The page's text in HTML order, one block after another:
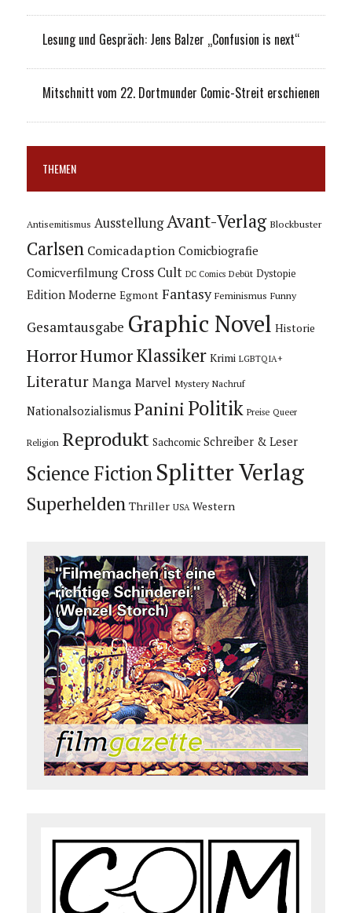
Lesung und Gespräch: Jens Balzer „Confusion is next“
Mitschnitt vom 22. Dortmunder Comic-Streit erschienen
THEMEN
Antisemitismus Ausstellung Avant-Verlag Blockbuster
Carlsen Comicadaption Comicbiografie
Comicverfilmung Cross Cult DC Comics Debüt Dystopie
Edition Moderne Egmont Fantasy Feminismus Funny
Gesamtausgabe Graphic Novel Historie
HorrorHumorKlassiker Krimi LGBTQIA+
Literatur Manga Marvel Mystery Nachruf
Nationalsozialismus Panini Politik Preise Queer
Religion Reprodukt Sachcomic Schreiber & Leser
Science Fiction Splitter Verlag
Superhelden Thriller USA Western